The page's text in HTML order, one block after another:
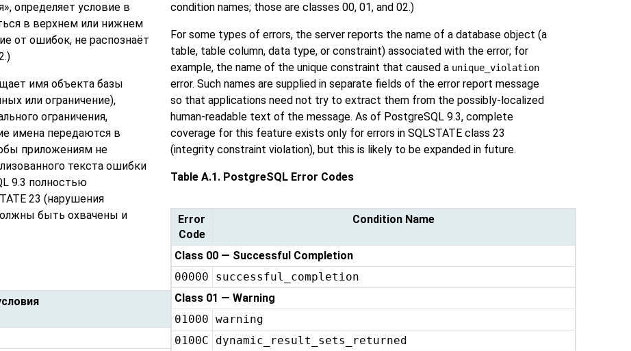
», определяет условие в
в верхнем или нижнем
от ошибок, не распознаёт
имя объекта базы
или ограничение),
ограничения,
имена передаются в
приложениям не
текста ошибки
9.3 полностью
23 (нарушения
быть охвачены и
condition names; those are classes 00, 01, and 02.)
For some types of errors, the server reports the name of a database object (a
table, table column, data type, or constraint) associated with the error; for
example, the name of the unique constraint that caused a unique_violation
error. Such names are supplied in separate fields of the error report message
so that applications need not try to extract them from the possibly-localized
human-readable text of the message. As of PostgreSQL9.3, complete
coverage for this feature exists only for errors in SQLSTATE class 23
(integrity constraint violation), but this is likely to be expanded in future.
Table A.1. PostgreSQLError Codes
Error
Code
Condition Name
Class 00 — Successful Completion
00000
successful_completion
Class 01 — Warning
01000 warning
0100C
dynamic_result_sets_returned